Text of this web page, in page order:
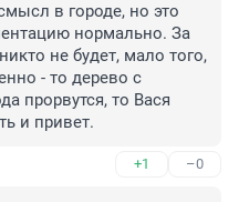
в городе, но это
нормально. За
не будет, мало того,
- то дерево с
прорвутся, то Вася
и привет.
+1 –0